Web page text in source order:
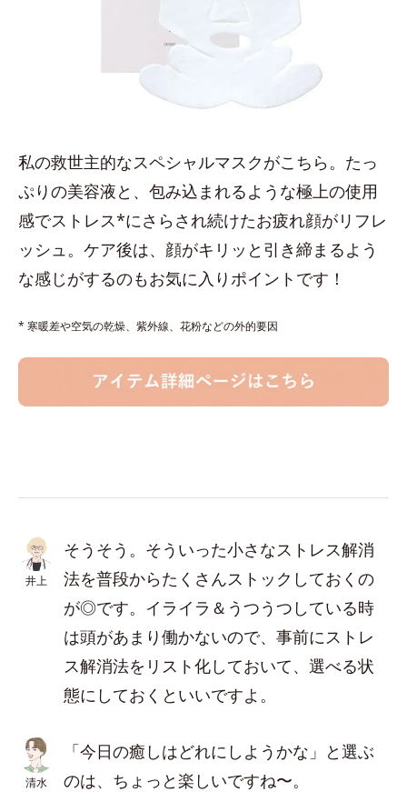
私の救世主的なスペシャルマスクがこちら。たっ
ぷりの美容液と、包み込まれるような極上の使用
感でストレス*にさらされ続けたお疲れ顔がリフレ
ッシュ。ケア後は、顔がキリッと引き締まるよう
な感じがするのもお気に入りポイントです！
* 寒暖差や空気の乾燥、紫外線、花粉などの外的要因
井上
そうそう。そういった小さなストレス解消
法を普段からたくさんストックしておくの
が◎です。イライラ＆うつうつしている時
は頭があまり働かないので、事前にストレ
ス解消法をリスト化しておいて、選べる状
態にしておくといいですよ。
清水
「今日の癒しはどれにしようかな」と選ぶ
のは、ちょっと楽しいですね〜。